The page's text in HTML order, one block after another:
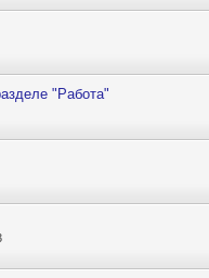
"Работа"